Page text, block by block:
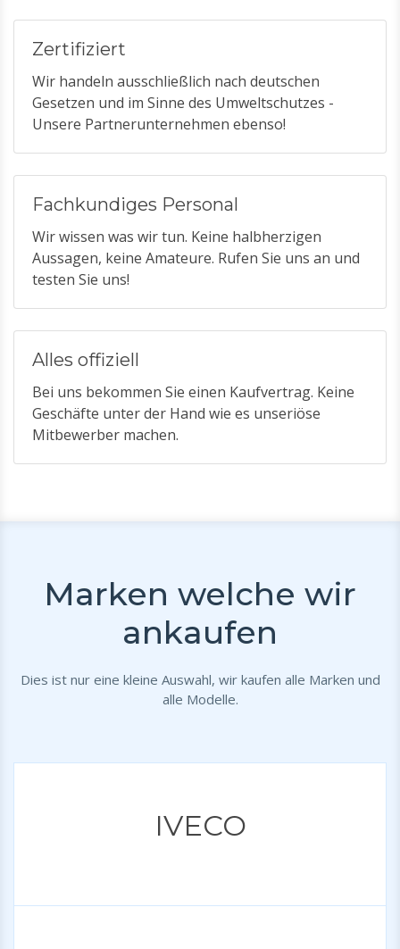
Zertifiziert
Wir handeln ausschließlich nach deutschen
Gesetzen und im Sinne des Umweltschutzes -
Unsere Partnerunternehmen ebenso!
Fachkundiges Personal
Wir wissen was wir tun. Keine halbherzigen
Aussagen, keine Amateure. Rufen Sie uns an und
testen Sie uns!
Alles offiziell
Bei uns bekommen Sie einen Kaufvertrag. Keine
Geschäfte unter der Hand wie es unseriöse
Mitbewerber machen.
Marken welche wir
ankaufen
Dies ist nur eine kleine Auswahl, wir kaufen alle Marken und
alle Modelle.
IVECO